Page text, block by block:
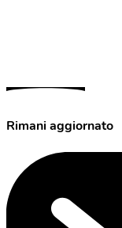
Rimani aggiornato